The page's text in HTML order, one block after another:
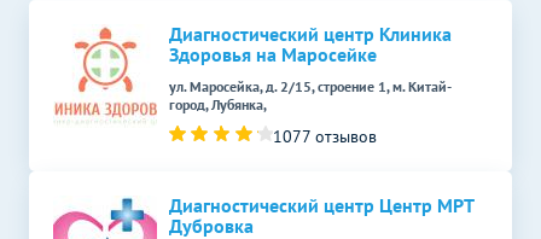
Диагностический центр Клиника
Здоровья на Маросейке
ул. Маросейка, д. 2/15, строение 1, м. Китай-
город, Лубянка,
1077 отзывов
Диагностический центр Центр МРТ
Дубровка